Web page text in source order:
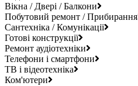
Вікна / Двері / Балкони
Побутовий ремонт / Прибирання
Сантехніка / Комунікації
Готові конструкції
Ремонт аудіотехніки
Телефони і смартфони
ТВ і відеотехніка
Ком'ютери